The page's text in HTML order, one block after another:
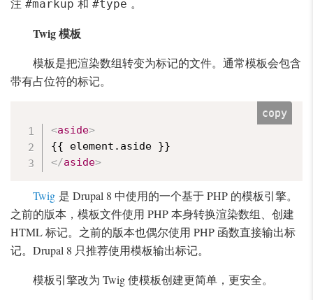
注 #markup 和 #type 。
Twig 模板
模板是把渲染数组转变为标记的文件。通常模板会包含
带有占位符的标记。
<aside>
</aside>
copy
Twig 是 Drupal 8 中使用的一个基于 PHP 的模板引擎。
之前的版本，模板文件使用 PHP 本身转换渲染数组、创建
HTML 标记。之前的版本也偶尔使用 PHP 函数直接输出标
记。Drupal 8 只推荐使用模板输出标记。
模板引擎改为 Twig 使模板创建更简单，更安全。